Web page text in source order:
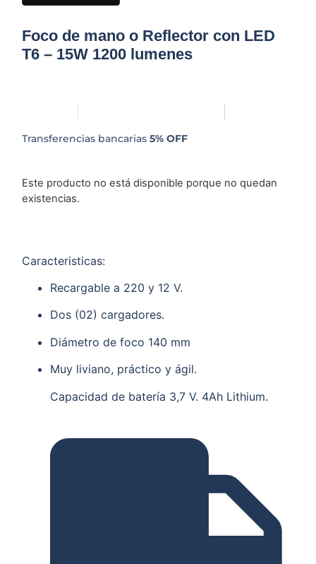
Foco de mano o Reflector con LED
T6 – 15W 1200 lumenes
Transferencias bancarias5% OFF
Este producto no está disponible porque no quedan
existencias.
Caracteristicas:
Recargable a 220 y 12 V.
Dos (02) cargadores.
Diámetro de foco 140 mm
Muy liviano, práctico y ágil.
Capacidad de batería 3,7 V. 4Ah Lithium.